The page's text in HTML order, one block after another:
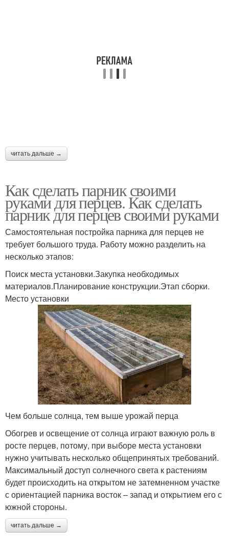
читать дальше →
Как сделать парник своими
руками для перцев. Как сделать
парник для перцев своими руками
Самостоятельная постройка парника для перцев не
требует большого труда. Работу можно разделить на
несколько этапов:
Поиск места установки.Закупка необходимых
материалов.Планирование конструкции.Этап сборки.
Место установки
Чем больше солнца, тем выше урожай перца
Обогрев и освещение от солнца играют важную роль в
росте перцев, потому, при выборе места установки
нужно учитывать несколько общепринятых требований.
Максимальный доступ солнечного света к растениям
будет происходить на открытом не затемненном участке
с ориентацией парника восток – запад и открытием его с
южной стороны.
читать дальше →